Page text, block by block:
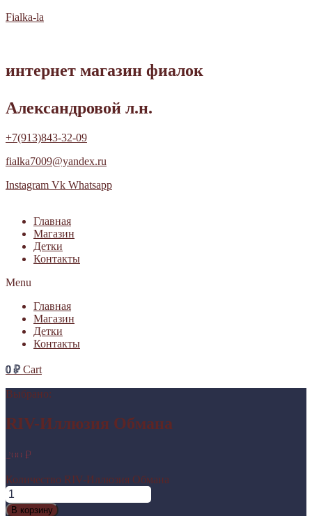
Fialka-la
интернет магазин фиалок
Александровой л.н.
+7(913)843-32-09
fialka7009@yandex.ru
Instagram Vk Whatsapp
Главная
Магазин
Детки
Контакты
Menu
Главная
Магазин
Детки
Контакты
0₽ Cart
Выбрано:
RIV-Иллюзия Обмана
200 ₽
Количество RIV-Иллюзия Обмана
В корзину